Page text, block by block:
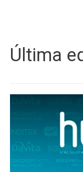
Última